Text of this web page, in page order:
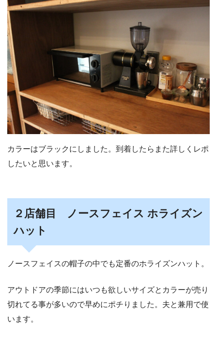
カラーはブラックにしました。到着したらまた詳しくレポ
したいと思います。
２店舗目 ノースフェイス ホライズン
ハット
ノースフェイスの帽子の中でも定番のホライズンハット。
アウトドアの季節にはいつも欲しいサイズとカラーが売り
切れてる事が多いので早めにポチりました。夫と兼用で使
います。